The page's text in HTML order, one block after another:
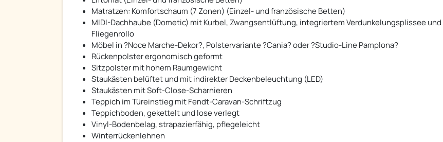
Matratzen: Komfortschaum (7 Zonen) (Einzel- und französische Betten)
MIDI-Dachhaube (Dometic) mit Kurbel, Zwangsentlüftung, integriertem Verdunkelungsplissee und
Fliegenrollo
Möbel in ?Noce Marche-Dekor?, Polstervariante ?Cania? oder ?Studio-Line Pamplona?
Rückenpolster ergonomisch geformt
Sitzpolster mit hohem Raumgewicht
Staukästen belüftet und mit indirekter Deckenbeleuchtung (LED)
Staukästen mit Soft-Close-Scharnieren
Teppich im Türeinstieg mit Fendt-Caravan-Schriftzug
Teppichboden, gekettelt und lose verlegt
Vinyl-Bodenbelag, strapazierfähig, pflegeleicht
Winterrückenlehnen